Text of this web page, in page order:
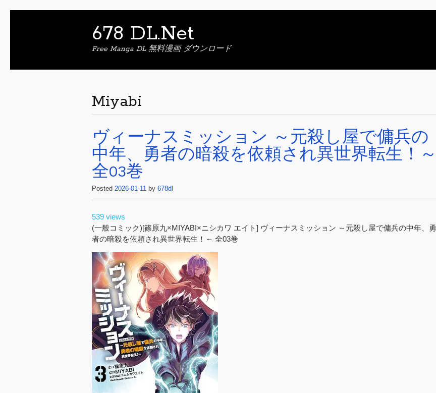
678 DL.Net
Free Manga DL 無料漫画 ダウンロード
Miyabi
ヴィーナスミッション ～元殺し屋で傭兵の
中年、勇者の暗殺を依頼され異世界転生！～
全03巻
Posted 2026-01-11 by 678dl
539 views
(一般コミック)[篠原九×MIYABI×ニシカワ エイト] ヴィーナスミッション ～元殺し屋で傭兵の中年、勇
者の暗殺を依頼され異世界転生！～ 全03巻